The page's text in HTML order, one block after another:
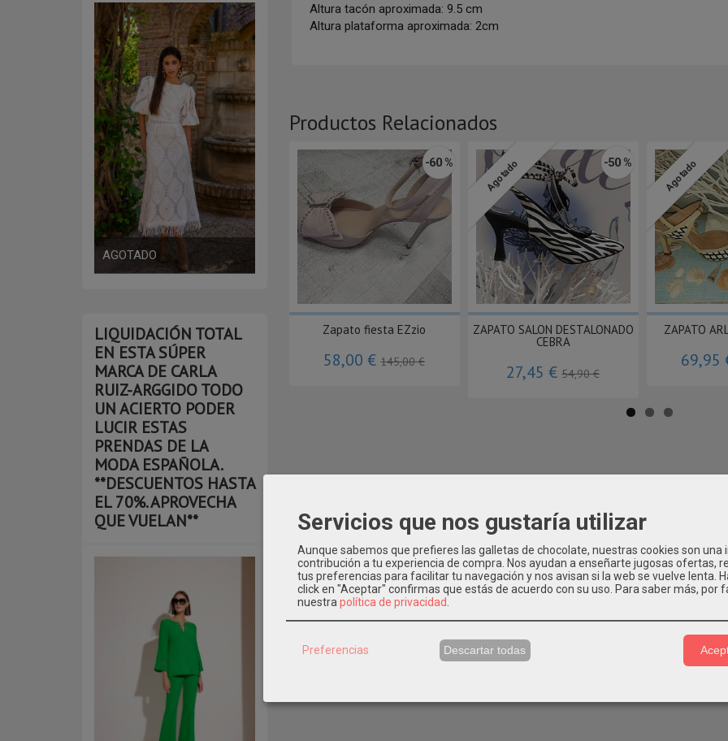
AGOTADO
LIQUIDACIÓN TOTAL
EN ESTA SÚPER
MARCA DE CARLA
RUIZ-ARGGIDO TODO
UN ACIERTO PODER
LUCIR ESTAS
PRENDAS DE LA
MODA ESPAÑOLA.
**DESCUENTOS HASTA
EL 70%. APROVECHA
QUE VUELAN**
Altura tacón aproximada: 9.5 cm
Altura plataforma aproximada: 2cm
Productos Relacionados
-60 %
Zapato fiesta EZzio
58,00 €145,00 €
Agotado -50 %
ZAPATO SALON DESTALONADO
CEBRA
27,45 €54,90 €
Agotado
ZAPATO
69,95
Servicios que nos gustaría utilizar
Aunque sabemos que prefieres las galletas de chocolate, nuestras cookies son una
contribución a tu experiencia de compra. Nos ayudan a enseñarte jugosas ofertas,
tus preferencias para facilitar tu navegación y nos avisan si la web se vuelve lenta.
click en "Aceptar" confirmas que estás de acuerdo con su uso. Para saber más, por
nuestra política de privacidad
Preferencias Descartar todas